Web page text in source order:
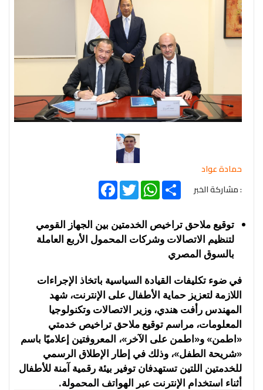
حمادة عواد
: مشاركة الخبر
FacebookTwitter
WhatsAppShare
توقيع ملاحق تراخيص الخدمتين بين الجهاز القومي
لتنظيم الاتصالات وشركات المحمول الأربع العاملة
بالسوق المصري
في ضوء تكليفات القيادة السياسية باتخاذ الإجراءات
اللازمة لتعزيز حماية الأطفال على الإنترنت، شهد
المهندس رأفت هندي، وزير الاتصالات وتكنولوجيا
المعلومات، مراسم توقيع ملاحق تراخيص خدمتي
«اطمن» و«اطمن على الآخر»، المعروفتين إعلاميًا باسم
«شريحة الطفل»، وذلك في إطار الإطلاق الرسمي
للخدمتين اللتين تستهدفان توفير بيئة رقمية آمنة للأطفال
أثناء استخدام الإنترنت عبر الهواتف المحمولة.